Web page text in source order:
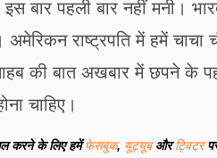
बार पहली बार नहीं मनी।
अमेरिकन राष्ट्रपति में हमें
की बात अखबार में छपने के
चाहिए।
करने के लिए हमेंफेसबुक, यूट्यूबऔरट्विटर